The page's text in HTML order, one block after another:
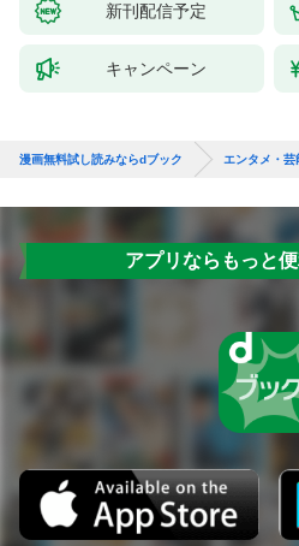
新刊配信予定
キャンペーン
漫画無料試し読みならdブック エンタメ・芸
アプリならもっと